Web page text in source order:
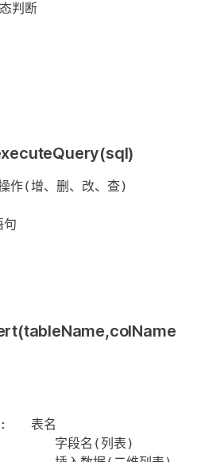
判断
作(增、删、改、查)